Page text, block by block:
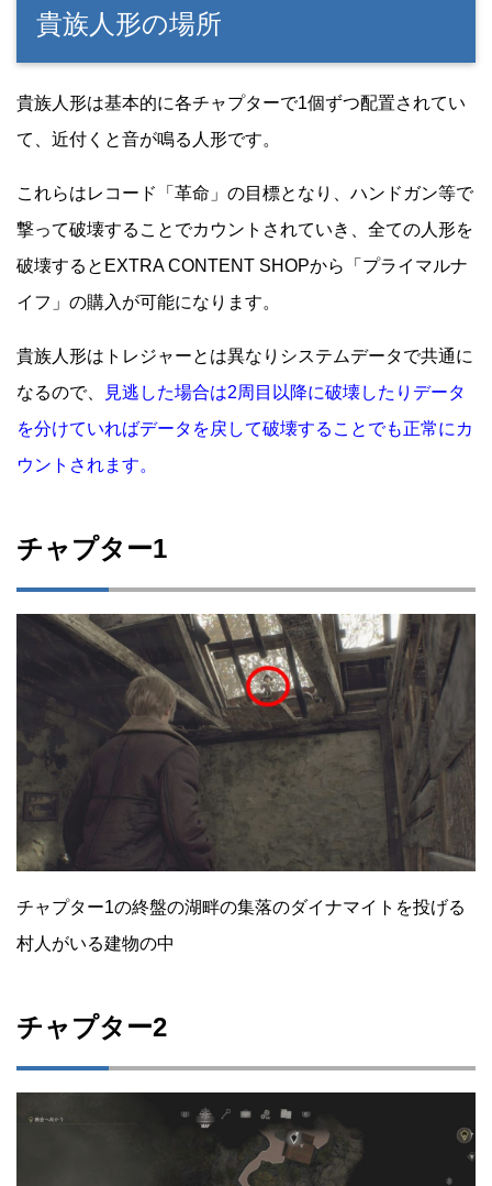
貴族人形の場所
貴族人形は基本的に各チャプターで1個ずつ配置されてい
て、近付くと音が鳴る人形です。
これらはレコード「革命」の目標となり、ハンドガン等で
撃って破壊することでカウントされていき、全ての人形を
破壊するとEXTRA CONTENT SHOPから「プライマルナ
イフ」の購入が可能になります。
貴族人形はトレジャーとは異なりシステムデータで共通に
なるので、
見逃した場合は2周目以降に破壊したりデータ
を分けていればデータを戻して破壊することでも正常にカ
ウントされます。
チャプター1
チャプター1の終盤の湖畔の集落のダイナマイトを投げる
村人がいる建物の中
チャプター2